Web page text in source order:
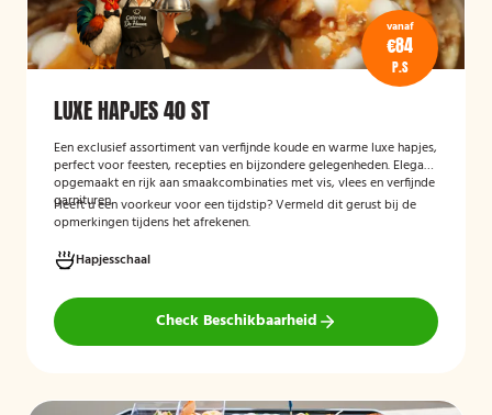
vanaf
€84
P.S
LUXE HAPJES 40 ST
Een exclusief assortiment van verfijnde koude en warme luxe hapjes,
perfect voor feesten, recepties en bijzondere gelegenheden. Elegant
opgemaakt en rijk aan smaakcombinaties met vis, vlees en verfijnde
garnituren.
Heeft u een voorkeur voor een tijdstip? Vermeld dit gerust bij de
opmerkingen tijdens het afrekenen.
Hapjesschaal
Check Beschikbaarheid